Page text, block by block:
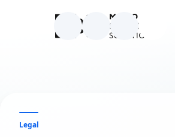
InstagramFacebookGoogle
Inicio
Legal